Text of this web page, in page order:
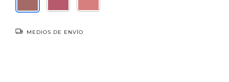
MEDIOS DE ENVÍO